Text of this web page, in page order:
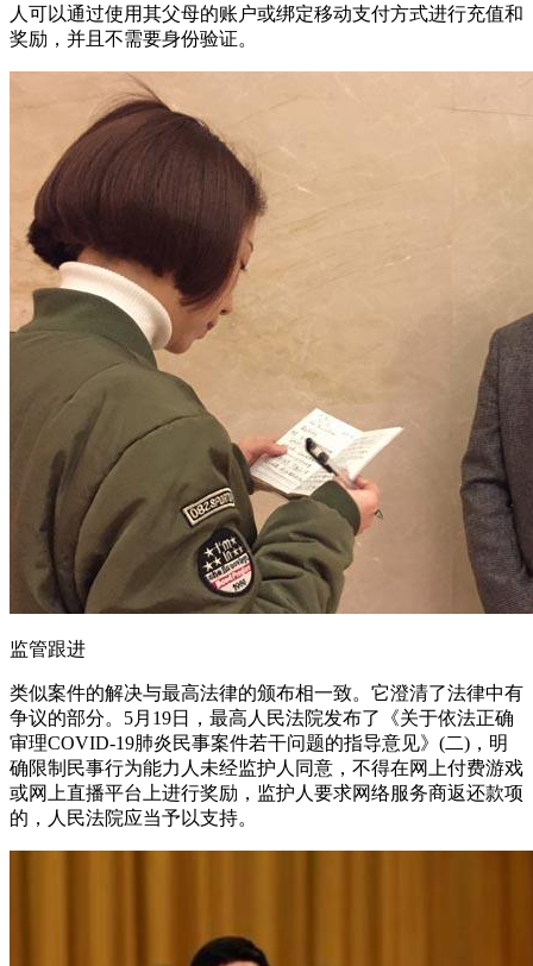
人可以通过使用其父母的账户或绑定移动支付方式进行充值和
奖励，并且不需要身份验证。
监管跟进
类似案件的解决与最高法律的颁布相一致。它澄清了法律中有
争议的部分。5月19日，最高人民法院发布了《关于依法正确
审理COVID-19肺炎民事案件若干问题的指导意见》(二)，明
确限制民事行为能力人未经监护人同意，不得在网上付费游戏
或网上直播平台上进行奖励，监护人要求网络服务商返还款项
的，人民法院应当予以支持。